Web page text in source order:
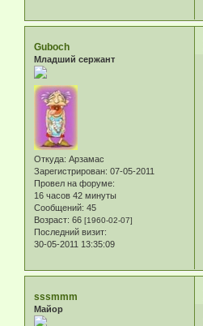
Guboch
Младший сержант
Откуда: Арзамас
Зарегистрирован: 07-05-2011
Провел на форуме:
16 часов 42 минуты
Сообщений: 45
Возраст: 66 [1960-02-07]
Последний визит:
30-05-2011 13:35:09
sssmmm
Майор